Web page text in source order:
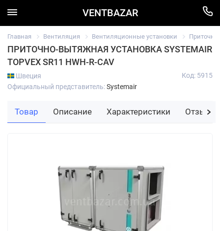
VENTBAZAR
Главная Вентиляция Вентиляционные установки
ПРИТОЧНО-ВЫТЯЖНАЯ УСТАНОВКА SYSTEMAIR
TOPVEX SR11 HWH-R-CAV
Швеция
Официальный представитель:Systemair
Код: 5915
Товар Описание Характеристики Отзывы